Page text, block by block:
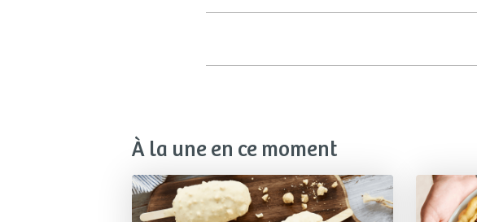
À la une en ce moment